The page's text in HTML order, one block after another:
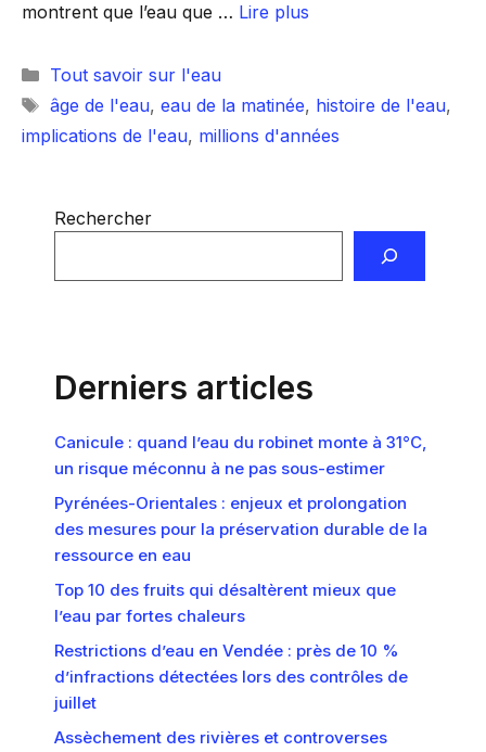
montrent que l’eau que … Lire plus
Catégories
Tout savoir sur l'eau
Étiquettes
âge de l'eau, eau de la matinée, histoire de l'eau,
implications de l'eau, millions d'années
Rechercher
Derniers articles
Canicule : quand l’eau du robinet monte à 31°C,
un risque méconnu à ne pas sous-estimer
Pyrénées-Orientales : enjeux et prolongation
des mesures pour la préservation durable de la
ressource en eau
Top 10 des fruits qui désaltèrent mieux que
l’eau par fortes chaleurs
Restrictions d’eau en Vendée : près de 10 %
d’infractions détectées lors des contrôles de
juillet
Assèchement des rivières et controverses